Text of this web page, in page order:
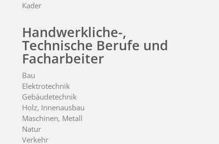
Kader
Handwerkliche-,
Technische Berufe und
Facharbeiter
Bau
Elektrotechnik
Gebäudetechnik
Holz, Innenausbau
Maschinen, Metall
Natur
Verkehr